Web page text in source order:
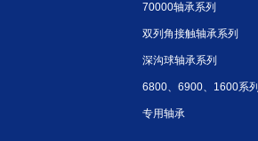
70000轴承系列
双列角接触轴承系列
深沟球轴承系列
6800、6900、1600系列
专用轴承